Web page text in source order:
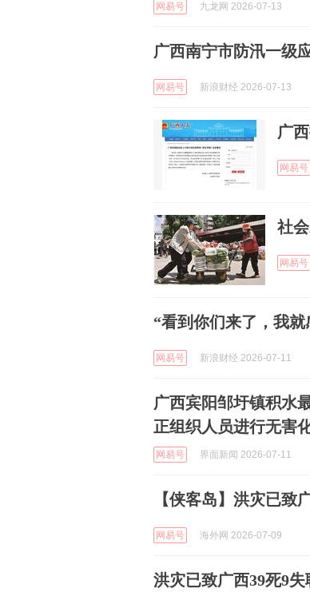
网易号 九龙网 2026-07-13
广西南宁市防汛一级
网易号 新浪财经 2026-07-13
广
网易号
社
网易号
“看到你们来了，我
网易号 新浪财经 2026-07-11
广西宾阳邹圩镇积水
正组织人员进行无害
网易号 界面新闻 2026-07-11
【侠客岛】洪灾已致
网易号 海外网 2026-07-09
洪灾已致广西39死9失